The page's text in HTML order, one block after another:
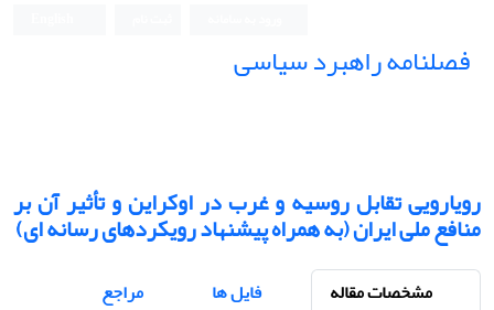
فصلنامه راهبرد سیاسی
رویارویی تقابل روسیه و غرب در اوکراین و تأثیر آن بر
منافع ملی ایران (به همراه پیشنهاد رویکردهای رسانه ای)
مشخصات مقاله فایل ها
مراجع